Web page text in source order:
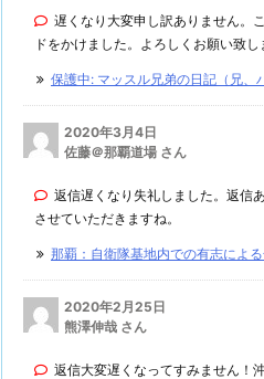
遅くなり大変申し訳ありません。
ドをかけました。よろしくお願い致
保護中: マッスル兄弟の日記（兄、
2020年3月4日
佐藤＠那覇道場 さん
返信遅くなり失礼しました。返信
させていただきますね。
那覇：自衛隊基地内での有志によ
2020年2月25日
熊澤伸哉 さん
返信大変遅くなってすみません！